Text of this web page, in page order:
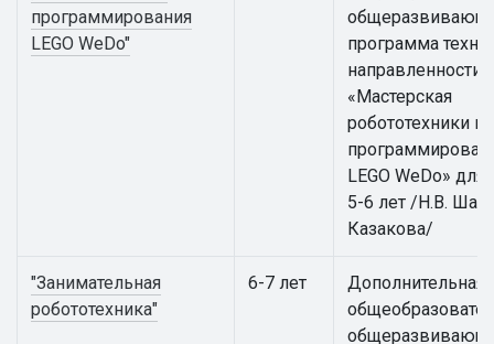
программирования
LEGO WeDo"
программа
направленности
«Мастерская
робототехники и
LEGO WeDo» для
5-6 лет /Н.В.
Казакова/
"Занимательная
робототехника"
6-7 лет
Дополнительная